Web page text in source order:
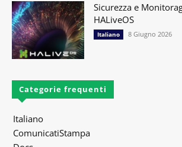
Sicurezza e
HALiveOS
Italiano 8 Giugno 2026
Categorie frequenti
Italiano
ComunicatiStampa